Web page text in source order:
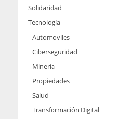
Solidaridad
Tecnología
Automoviles
Ciberseguridad
Minería
Propiedades
Salud
Transformación Digital